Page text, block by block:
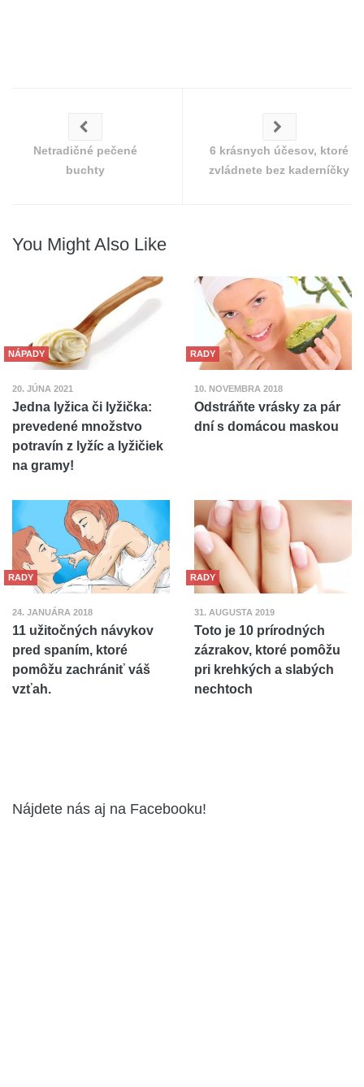
Netradičné pečené
buchty
6 krásnych účesov, ktoré
zvládnete bez kaderníčky
You Might Also Like
NÁPADY
20. JÚNA 2021
Jedna lyžica či lyžička:
prevedené množstvo
potravín z lyžíc a lyžičiek
na gramy!
RADY
10. NOVEMBRA 2018
Odstráňte vrásky za pár
dní s domácou maskou
RADY
24. JANUÁRA 2018
11 užitočných návykov
pred spaním, ktoré
pomôžu zachrániť váš
vzťah.
RADY
31. AUGUSTA 2019
Toto je 10 prírodných
zázrakov, ktoré pomôžu
pri krehkých a slabých
nechtoch
Nájdete nás aj na Facebooku!